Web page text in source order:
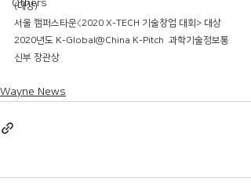
Others
(대상)
서울 캠퍼스타운〈2020 X-TECH 기술창업 대회> 대상
2020년도 K-Global@China K-Pitch  과학기술정보통
신부 장관상
Wayne News